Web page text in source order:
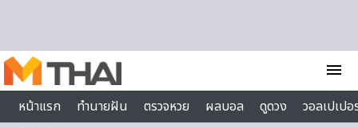
menu
หน้าแรก
ทำนายฝัน ตรวจหวย ผลบอล ดูดวง
วอลเปเป